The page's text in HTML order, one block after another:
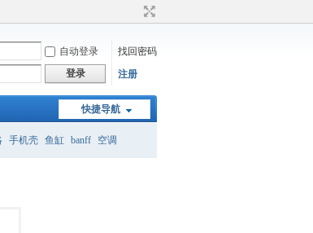
自动登录
找回密码
登录 注册
快捷导航
手机壳 鱼缸 banff 空调